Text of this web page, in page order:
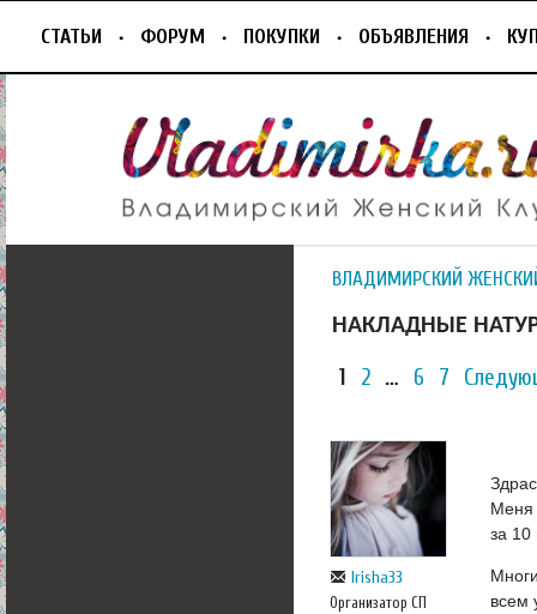
СТАТЬИ ФОРУМ ПОКУПКИ ОБЪЯВЛЕНИЯ
ВЛАДИМИРСКИЙ
НАКЛАДНЫЕ
1 2 … 6 7
Irisha33
Организатор СП
Меня
за 10
всем